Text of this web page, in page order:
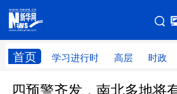
首页 学习进行时 高层 时政
网站地图
学习进行时 高层 时政
四预警齐发，南北多地将